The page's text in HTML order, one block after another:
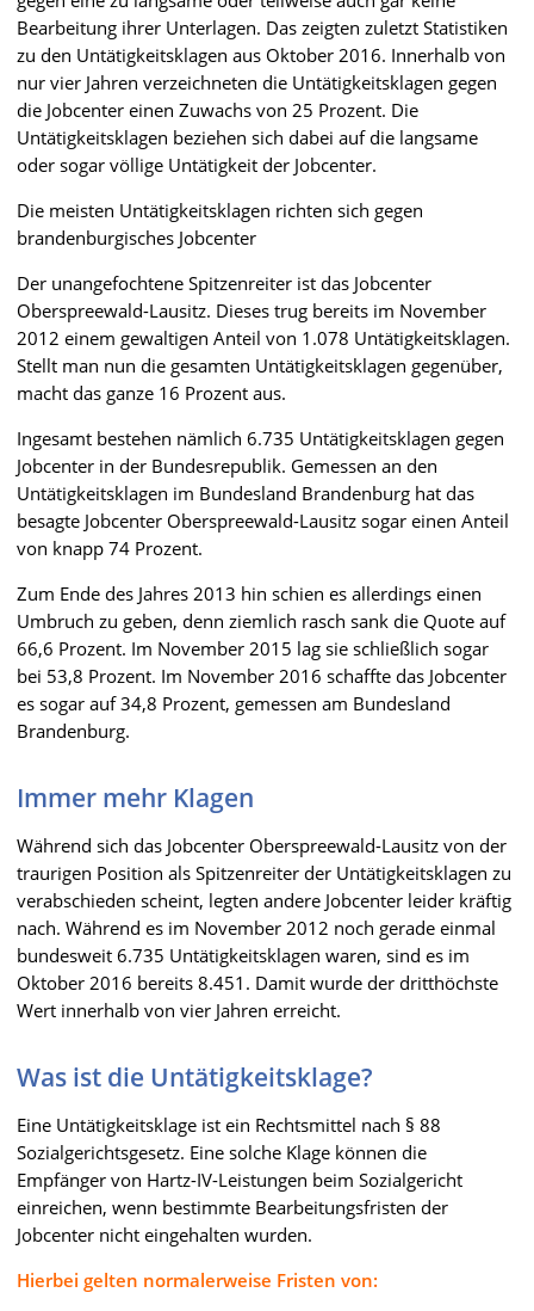
Bearbeitung ihrer Unterlagen. Das zeigten zuletzt Statistiken
zu den Untätigkeitsklagen aus Oktober 2016. Innerhalb von
nur vier Jahren verzeichneten die Untätigkeitsklagen gegen
die Jobcenter einen Zuwachs von 25 Prozent. Die
Untätigkeitsklagen beziehen sich dabei auf die langsame
oder sogar völlige Untätigkeit der Jobcenter.
Die meisten Untätigkeitsklagen richten sich gegen
brandenburgisches Jobcenter
Der unangefochtene Spitzenreiter ist das Jobcenter
Oberspreewald-Lausitz. Dieses trug bereits im November
2012 einem gewaltigen Anteil von 1.078 Untätigkeitsklagen.
Stellt man nun die gesamten Untätigkeitsklagen gegenüber,
macht das ganze 16 Prozent aus.
Ingesamt bestehen nämlich 6.735 Untätigkeitsklagen gegen
Jobcenter in der Bundesrepublik. Gemessen an den
Untätigkeitsklagen im Bundesland Brandenburg hat das
besagte Jobcenter Oberspreewald-Lausitz sogar einen Anteil
von knapp 74 Prozent.
Zum Ende des Jahres 2013 hin schien es allerdings einen
Umbruch zu geben, denn ziemlich rasch sank die Quote auf
66,6 Prozent. Im November 2015 lag sie schließlich sogar
bei 53,8 Prozent. Im November 2016 schaffte das Jobcenter
es sogar auf 34,8 Prozent, gemessen am Bundesland
Brandenburg.
Immer mehr Klagen
Während sich das Jobcenter Oberspreewald-Lausitz von der
traurigen Position als Spitzenreiter der Untätigkeitsklagen zu
verabschieden scheint, legten andere Jobcenter leider kräftig
nach. Während es im November 2012 noch gerade einmal
bundesweit 6.735 Untätigkeitsklagen waren, sind es im
Oktober 2016 bereits 8.451. Damit wurde der dritthöchste
Wert innerhalb von vier Jahren erreicht.
Was ist die Untätigkeitsklage?
Eine Untätigkeitsklage ist ein Rechtsmittel nach § 88
Sozialgerichtsgesetz. Eine solche Klage können die
Empfänger von Hartz-IV-Leistungen beim Sozialgericht
einreichen, wenn bestimmte Bearbeitungsfristen der
Jobcenter nicht eingehalten wurden.
Hierbei gelten normalerweise Fristen von: